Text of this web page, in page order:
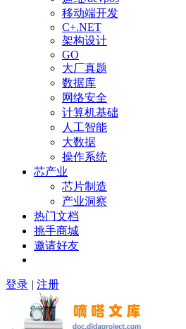
移动端开发
C+.NET
架构设计
GO
大厂真题
数据库
网络安全
计算机基础
人工智能
大数据
操作系统
芯产业
芯片制造
产业洞察
热门文档
挑手商城
邀请好友
登录 | 注册